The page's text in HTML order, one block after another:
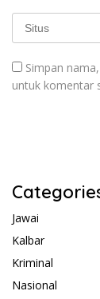
Simpan
untuk komentar
Jawai
Kalbar
Kriminal
Nasional